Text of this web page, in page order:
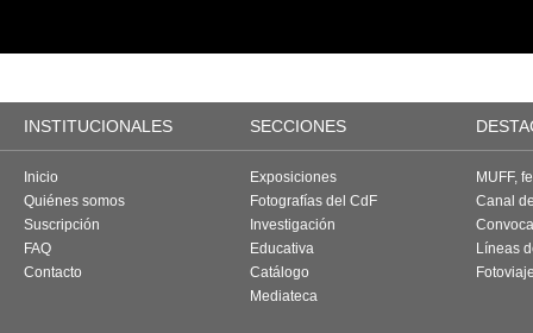
INSTITUCIONALES SECCIONES
Inicio
Quiénes somos
Suscripción
FAQ
Contacto
Exposiciones
Fotografías del CdF
Investigación
Educativa
Catálogo
Mediateca
MUFF,
Canal
Líneas